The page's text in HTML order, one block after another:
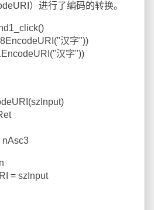
）进行了编码的转换。
汉字"))
汉字"))
szInput